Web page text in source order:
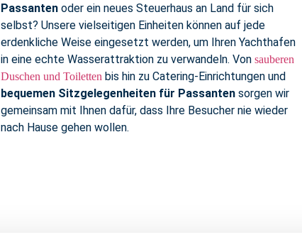
Passanten oder ein neues Steuerhaus an Land für sich
selbst? Unsere vielseitigen Einheiten können auf jede
erdenkliche Weise eingesetzt werden, um Ihren Yachthafen
in eine echte Wasserattraktion zu verwandeln. Von sauberen
Duschen und Toiletten bis hin zu Catering-Einrichtungen und
bequemen Sitzgelegenheiten für Passanten sorgen wir
gemeinsam mit Ihnen dafür, dass Ihre Besucher nie wieder
nach Hause gehen wollen.